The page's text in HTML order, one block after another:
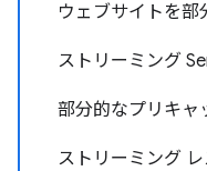
ウェブサイトを部
ストリーミング
部分的なプリキャ
ストリーミング